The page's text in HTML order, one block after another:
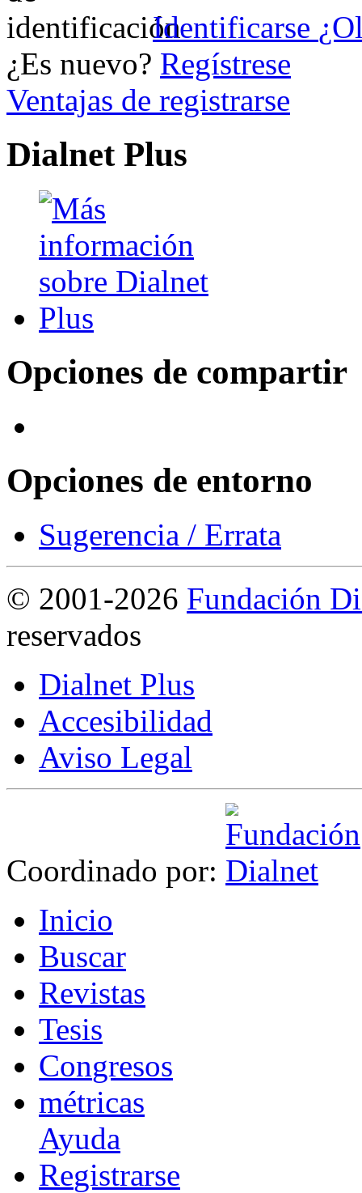
Identificarse
¿Es nuevo? Regístrese
Ventajas de registrarse
Dialnet Plus
Opciones de compartir
Opciones de entorno
Sugerencia / Errata
© 2001-2026 Fundación
reservados
Dialnet Plus
Accesibilidad
Aviso Legal
Coordinado por:
Inicio
Buscar
Revistas
Tesis
Congresos
métricas
Ayuda
Registrarse